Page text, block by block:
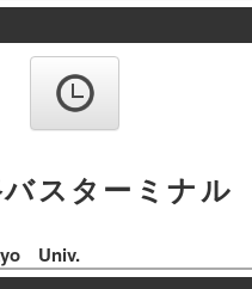
スターミナル
Univ.